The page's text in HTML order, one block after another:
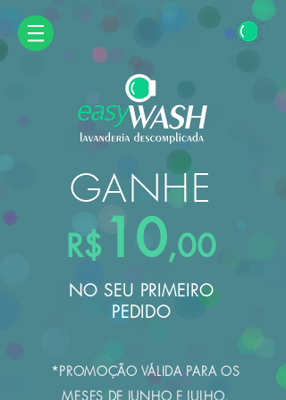
GANHE
R$ 10,00
NO SEU PRIMEIRO
PEDIDO
*PROMOÇÃO VÁLIDA PARA OS
MESES DE JUNHO E JULHO,